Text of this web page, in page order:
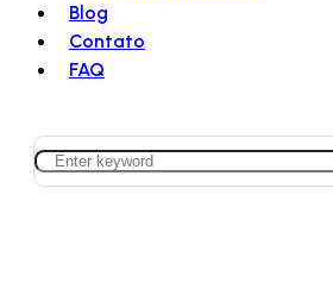
Blog
Contato
FAQ